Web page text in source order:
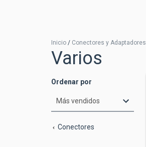
Inicio / Conectores y Adaptadores
Varios
Ordenar por
Conectores